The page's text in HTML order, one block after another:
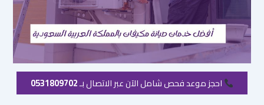
احجز موعد فحص شامل الآن عبر الاتصال بـ0531809702